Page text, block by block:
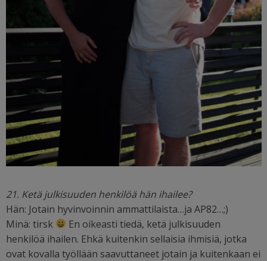
21. Ketä julkisuuden henkilöä hän ihailee?
Hän: Jotain hyvinvoinnin ammattilaista…ja AP82…;)
Minä: tirsk
En oikeasti tiedä, ketä julkisuuden
henkilöä ihailen. Ehkä kuitenkin sellaisia ihmisiä, jotka
ovat kovalla työllään saavuttaneet jotain ja kuitenkaan ei